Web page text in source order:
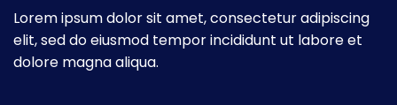
Lorem ipsum dolor sit amet, consectetur adipiscing
elit, sed do eiusmod tempor incididunt ut labore et
dolore magna aliqua.
Lorem ipsum dolor sit amet, consectetur adipiscing
elit, sed do eiusmod tempor incididunt ut labore et
dolore magna aliqua.
Lorem ipsum dolor sit amet, consectetur adipiscing
elit, sed do eiusmod tempor incididunt ut labore et
dolore magna aliqua.